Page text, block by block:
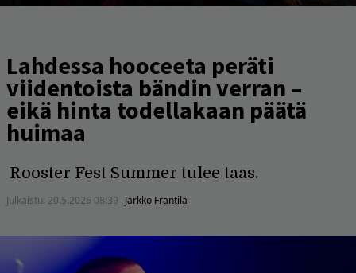
Lahdessa hooceeta peräti
viidentoista bändin verran –
eikä hinta todellakaan päätä
huimaa
Rooster Fest Summer tulee taas.
Julkaistu: 20.5.2026 08:39 Jarkko Fräntilä